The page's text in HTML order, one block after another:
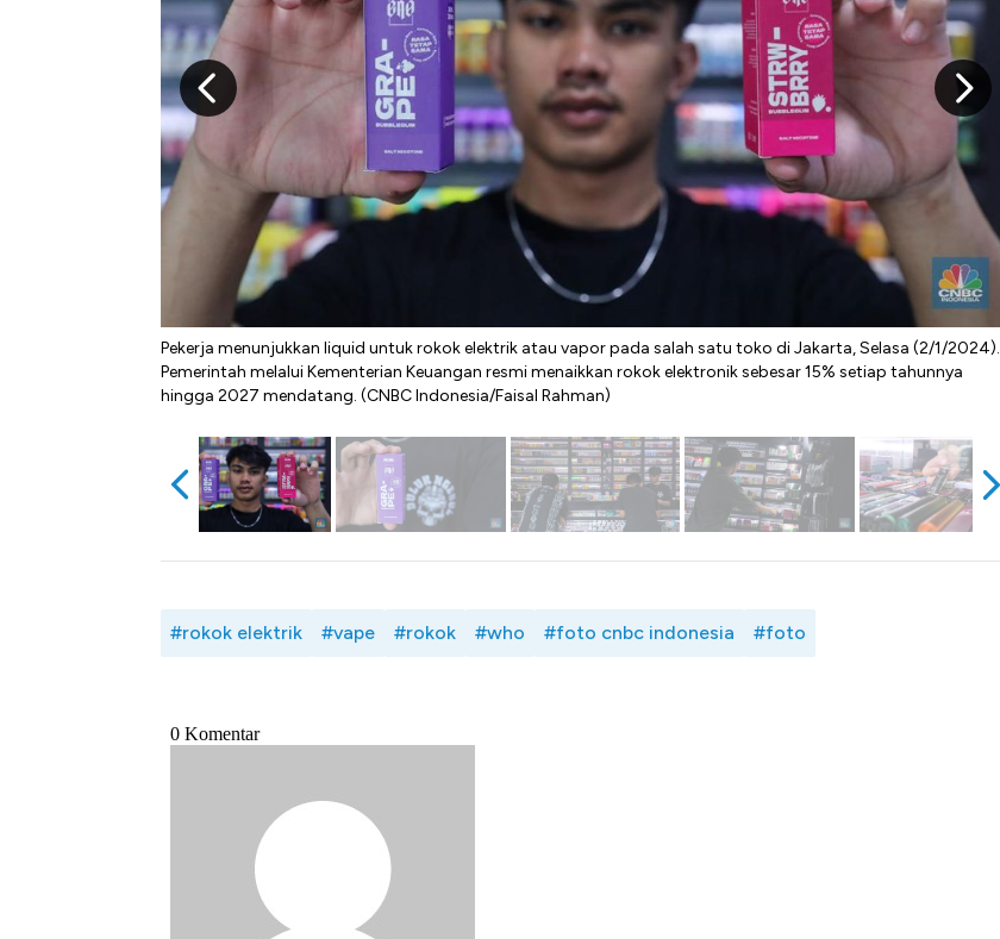
Pekerja menunjukkan liquid untuk rokok elektrik atau vapor pada salah satu toko di Jakarta, Selasa (2/1/2024).
Pemerintah melalui Kementerian Keuangan resmi menaikkan rokok elektronik sebesar 15% setiap tahunnya
hingga 2027 mendatang. (CNBC Indonesia/Faisal Rahman)
#rokok elektrik #vape #rokok #who #foto cnbc indonesia #foto